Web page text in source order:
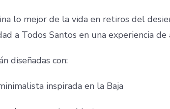
lo mejor de la vida en retiros del
a Todos Santos en una experiencia
diseñadas con:
inspirada en la Baja